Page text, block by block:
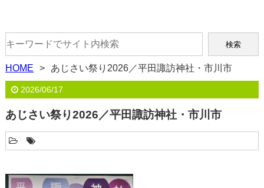
HOME あじさい祭り2026／平田諏訪神社・市川市
2026/06/17
あじさい祭り2026／平田諏訪神社・市川市